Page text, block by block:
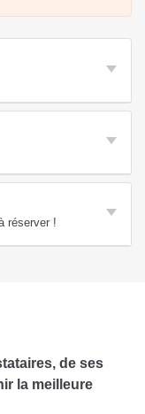
réserver !
de ses
la meilleure